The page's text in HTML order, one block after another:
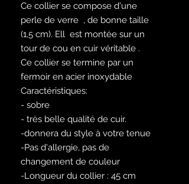
Ce collier se compose d'une
perle de verre , de bonne taille
(1,5 cm). Ell est montée sur un
tour de cou en cuir véritable .
Ce collier se termine par un
fermoir en acier inoxydable
Caractéristiques:
- sobre
- très belle qualité de cuir.
-donnera du style à votre tenue
-Pas d'allergie, pas de
changement de couleur
-Longueur du collier : 45 cm